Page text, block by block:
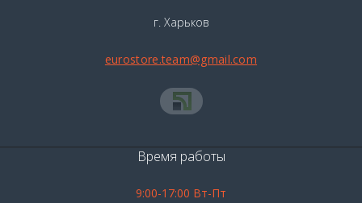
г. Харьков
eurostore.team@gmail.com
Время работы
9:00-17:00 Вт-Пт